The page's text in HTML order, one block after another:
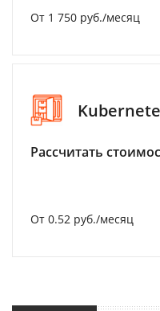
От 1 750 руб./месяц
Рассчитать
От 0.52 руб./месяц